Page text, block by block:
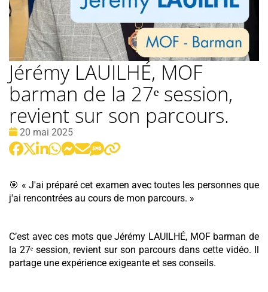
Jérémy LAUILHÉ, MOF
barman de la 27ᵉ session,
revient sur son parcours.
Date
:
20 mai 2025
🎯 « J'ai préparé cet examen avec toutes les personnes que
j'ai rencontrées au cours de mon parcours. »
C’est avec ces mots que Jérémy LAUILHÉ, MOF barman de
la 27ᵉ session, revient sur son parcours dans cette vidéo. Il
partage une expérience exigeante et ses conseils.